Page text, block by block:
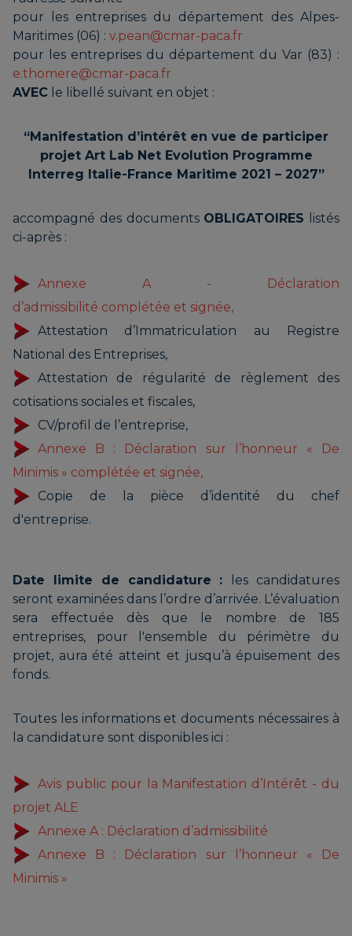
pour les entreprises du département des Alpes-
Maritimes (06) : v.pean@cmar-paca.fr
pour les entreprises du département du Var (83) :
e.thomere@cmar-paca.fr
AVEC le libellé suivant en objet :
“Manifestation d’intérêt en vue de participer
projet Art Lab Net Evolution Programme
Interreg Italie-France Maritime 2021 – 2027”
accompagné des documents OBLIGATOIRES listés
ci-après :
Annexe A - Déclaration
d’admissibilité complétée et signée,
Attestation d’Immatriculation au Registre
National des Entreprises,
Attestation de régularité de règlement des
cotisations sociales et fiscales,
CV/profil de l’entreprise,
Annexe B : Déclaration sur l’honneur « De
Minimis » complétée et signée,
Copie de la pièce d’identité du chef
d'entreprise.
Date limite de candidature :
les candidatures
seront examinées dans l’ordre d’arrivée. L’évaluation
sera effectuée dès que le nombre de 185
entreprises, pour l'ensemble du périmètre du
projet, aura été atteint et jusqu’à épuisement des
fonds.
Toutes les informations et documents nécessaires à
la candidature sont disponibles ici :
Avis public pour la Manifestation d’Intérêt - du
projet ALE
Annexe A : Déclaration d’admissibilité
Annexe B : Déclaration sur l’honneur « De
Minimis »